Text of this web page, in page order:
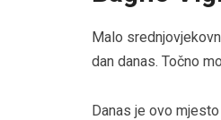
Malo
dan danas. Točno
Danas je ovo